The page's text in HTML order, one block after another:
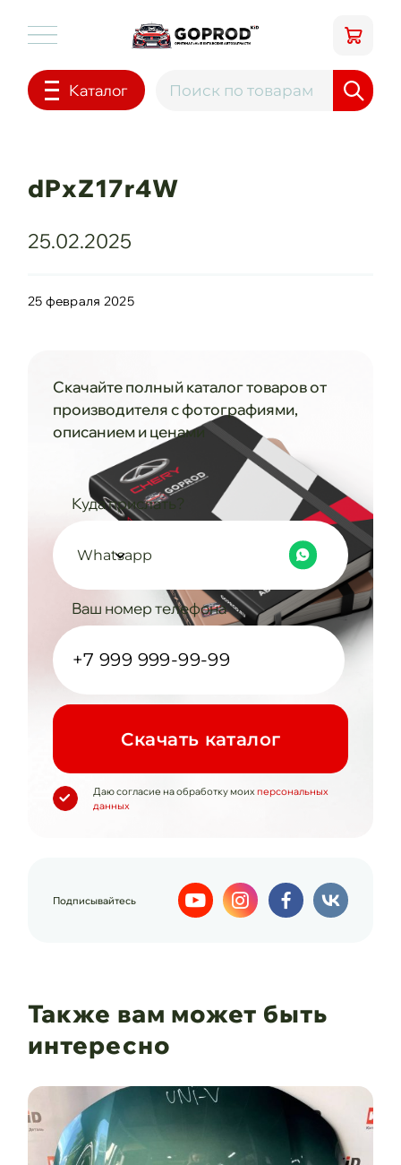
Каталог
dPxZ17r4W
25.02.2025
25 февраля 2025
Скачайте полный каталог товаров от
производителя с фотографиями,
описанием и ценами
Куда прислать?
Whatsapp
Ваш номер телефона
Cкачать каталог
Даю согласие на обработку моих персональных
данных
Подписывайтесь
Также вам может быть
интересно